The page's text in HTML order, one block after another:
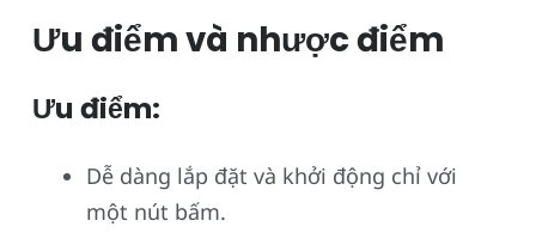
Ưu điểm và nhược điểm
Ưu điểm:
Dễ dàng lắp đặt và khởi động chỉ với
một nút bấm.